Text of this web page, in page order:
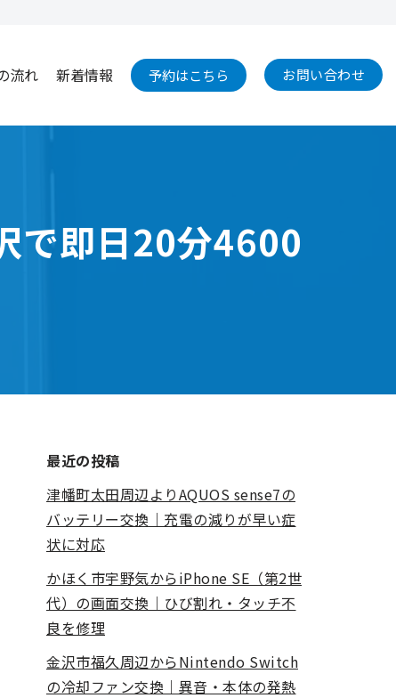
流れ 新着情報 予約はこちら お問い合わせ
で即日20分4600
最近の投稿
津幡町太田周辺よりAQUOS sense7の
バッテリー交換｜充電の減りが早い症
状に対応
かほく市宇野気からiPhone SE（第2世
代）の画面交換｜ひび割れ・タッチ不
良を修理
金沢市福久周辺からNintendo Switch
の冷却ファン交換｜異音・本体の発熱